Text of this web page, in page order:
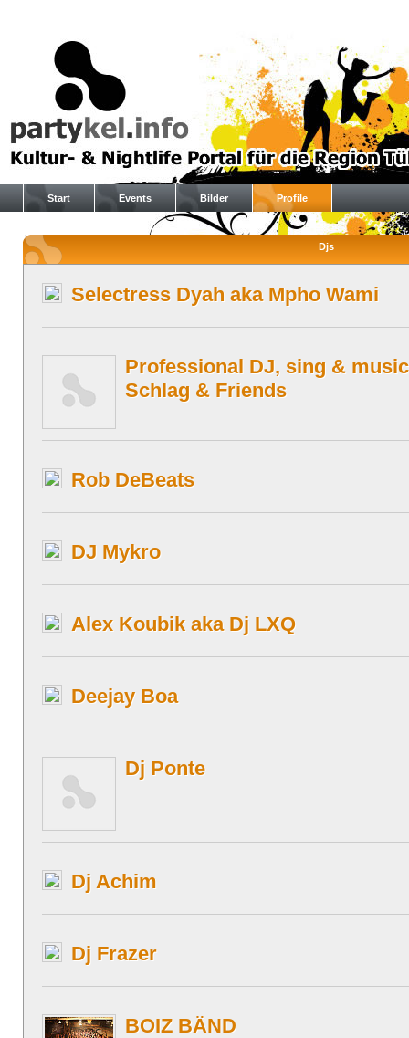
Start Events Bilder Profile
Djs
Selectress Dyah aka Mpho Wami
Professional DJ, sing &
Schlag & Friends
Rob DeBeats
DJ Mykro
Alex Koubik aka Dj LXQ
Deejay Boa
Dj Ponte
Dj Achim
Dj Frazer
BOIZ BÄND